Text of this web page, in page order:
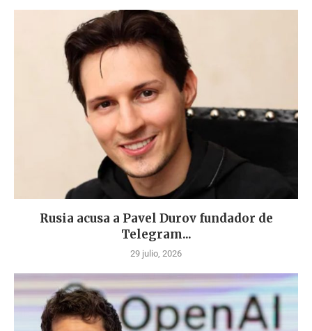
Rusia acusa a Pavel Durov fundador de
Telegram...
29 julio, 2026